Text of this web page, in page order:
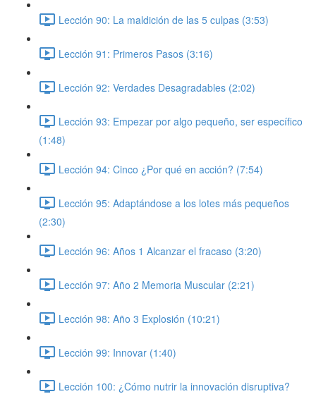
Lección 90: La maldición de las 5 culpas (3:53)
Lección 91: Primeros Pasos (3:16)
Lección 92: Verdades Desagradables (2:02)
Lección 93: Empezar por algo pequeño, ser específico
(1:48)
Lección 94: Cinco ¿Por qué en acción? (7:54)
Lección 95: Adaptándose a los lotes más pequeños
(2:30)
Lección 96: Años 1 Alcanzar el fracaso (3:20)
Lección 97: Año 2 Memoria Muscular (2:21)
Lección 98: Año 3 Explosión (10:21)
Lección 99: Innovar (1:40)
Lección 100: ¿Cómo nutrir la innovación disruptiva?